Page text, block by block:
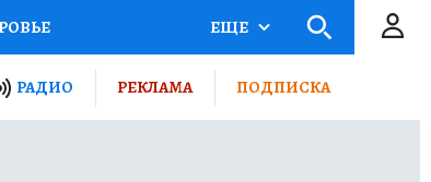
ЕЩЕ
РАДИО РЕКЛАМА ПОДПИСКА